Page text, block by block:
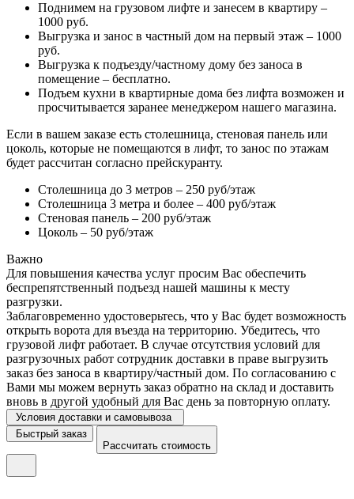
Поднимем на грузовом лифте и занесем в квартиру –
1000 руб.
Выгрузка и занос в частный дом на первый этаж – 1000
руб.
Выгрузка к подъезду/частному дому без заноса в
помещение – бесплатно.
Подъем кухни в квартирные дома без лифта возможен и
просчитывается заранее менеджером нашего магазина.
Если в вашем заказе есть столешница, стеновая панель или
цоколь, которые не помещаются в лифт, то занос по этажам
будет рассчитан согласно прейскуранту.
Столешница до 3 метров – 250 руб/этаж
Столешница 3 метра и более – 400 руб/этаж
Стеновая панель – 200 руб/этаж
Цоколь – 50 руб/этаж
Важно
Для повышения качества услуг просим Вас обеспечить
беспрепятственный подъезд нашей машины к месту
разгрузки.
Заблаговременно удостоверьтесь, что у Вас будет возможность
открыть ворота для въезда на территорию. Убедитесь, что
грузовой лифт работает. В случае отсутствия условий для
разгрузочных работ сотрудник доставки в праве выгрузить
заказ без заноса в квартиру/частный дом. По согласованию с
Вами мы можем вернуть заказ обратно на склад и доставить
вновь в другой удобный для Вас день за повторную оплату.
Условия доставки и самовывоза
Быстрый заказ
Рассчитать стоимость